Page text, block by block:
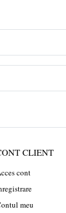
CLIENT
cont
meu